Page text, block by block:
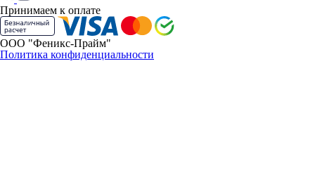
Принимаем к оплате
ООО "Феникс-Прайм"
Политика конфиденциальности